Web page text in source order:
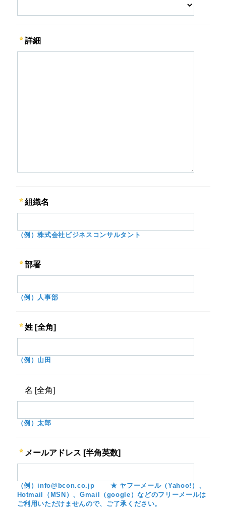
詳細
組織名
（例）株式会社ビジネスコンサルタント
部署
（例）人事部
姓 [全角]
（例）山田
名 [全角]
（例）太郎
メールアドレス [半角英数]
（例）info@bcon.co.jp ★ ヤフーメール（Yahoo!）、
Hotmail（MSN）、Gmail（google）などのフリーメールは
ご利用いただけませんので、ご了承ください。